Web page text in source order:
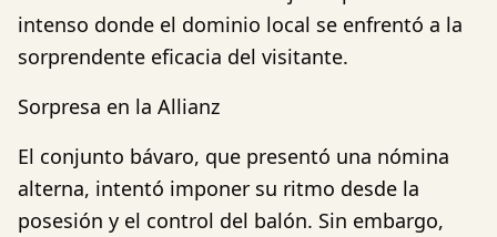
intenso donde el dominio local se enfrentó a la
sorprendente eficacia del visitante.
Sorpresa en la Allianz
El conjunto bávaro, que presentó una nómina
alterna, intentó imponer su ritmo desde la
posesión y el control del balón. Sin embargo,